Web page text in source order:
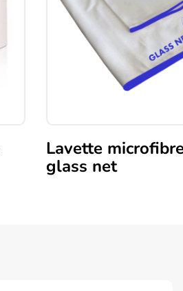
Lavette
glass net